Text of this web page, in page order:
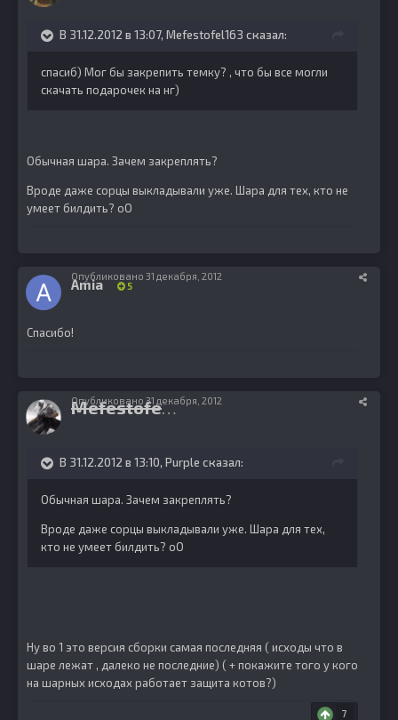
В 31.12.2012 в 13:07, Mefestofel163 сказал:
спасиб) Мог бы закрепить темку? , что бы все могли
скачать подарочек на нг)
Обычная шара. Зачем закреплять?
Вроде даже сорцы выкладывали уже. Шара для тех, кто не
умеет билдить? оО
Amia 5
Опубликовано 31 декабря, 2012
Спасибо!
Mefestofel163
Опубликовано 31 декабря, 2012
В 31.12.2012 в 13:10, Purple сказал:
Обычная шара. Зачем закреплять?
Вроде даже сорцы выкладывали уже. Шара для тех,
кто не умеет билдить? оО
Ну во 1 это версия сборки самая последняя ( исходы что в
шаре лежат , далеко не последние) ( + покажите того у кого
на шарных исходах работает защита котов?)
7